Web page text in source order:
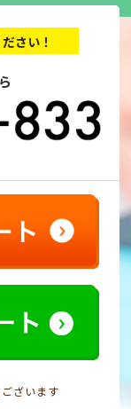
さい！
ざいます